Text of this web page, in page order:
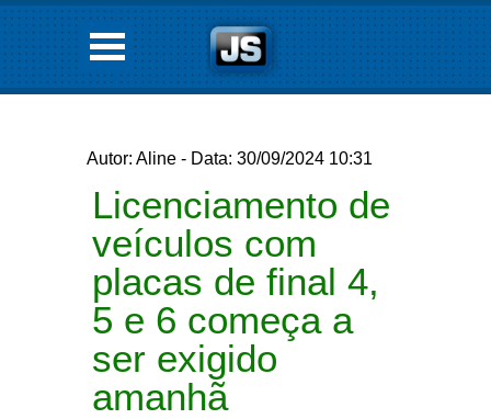
Autor: Aline - Data: 30/09/2024 10:31
Licenciamento de
veículos com
placas de final 4,
5 e 6 começa a
ser exigido
amanhã